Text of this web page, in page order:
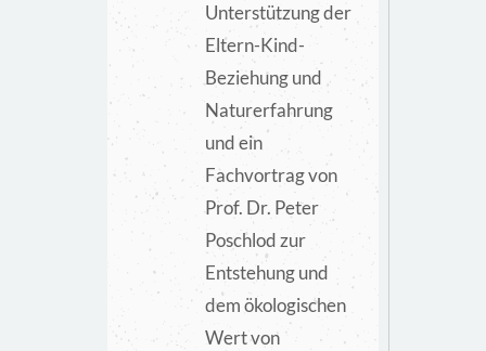
Unterstützung der
Eltern-Kind-
Beziehung und
Naturerfahrung
und ein
Fachvortrag von
Prof. Dr. Peter
Poschlod zur
Entstehung und
dem ökologischen
Wert von